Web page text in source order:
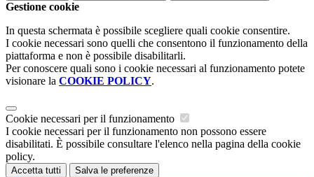
Gestione cookie
In questa schermata è possibile scegliere quali cookie consentire.
I cookie necessari sono quelli che consentono il funzionamento della
piattaforma e non è possibile disabilitarli.
Per conoscere quali sono i cookie necessari al funzionamento potete
visionare la COOKIE POLICY.
Cookie necessari per il funzionamento
I cookie necessari per il funzionamento non possono essere
disabilitati. È possibile consultare l'elenco nella pagina della cookie
policy.
Accetta tutti Salva le preferenze